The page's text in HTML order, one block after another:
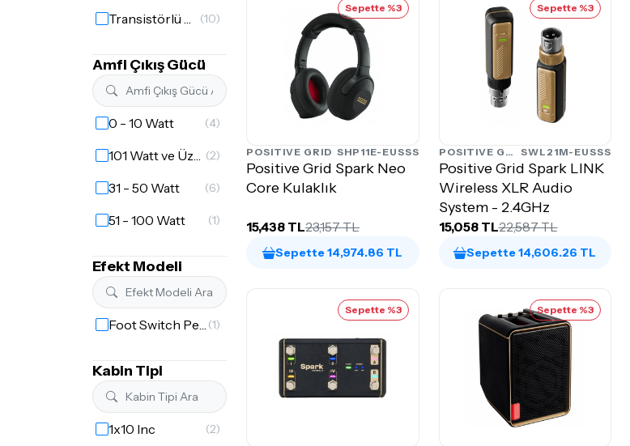
Transistörlü Amfiler (10)
Amfi Çıkış Gücü
0 - 10 Watt (4)
101 Watt ve Üzeri (2)
31 - 50 Watt (6)
51 - 100 Watt (1)
Efekt Modeli
Foot Switch Pedalları (1)
Kabin Tipi
1x10 Inc (2)
Sepette %3
POSITIVE GRID SHP11E-EUSSS
Positive Grid Spark Neo
Core Kulaklık
15,438 TL23,157 TL
Sepette 14,974.86 TL
Sepette %3
POSITIVE GRID SWL21M-EUSSS
Positive Grid Spark LINK
Wireless XLR Audio
System - 2.4GHz
15,058 TL22,587 TL
Sepette 14,606.26 TL
Sepette %3 Sepette %3